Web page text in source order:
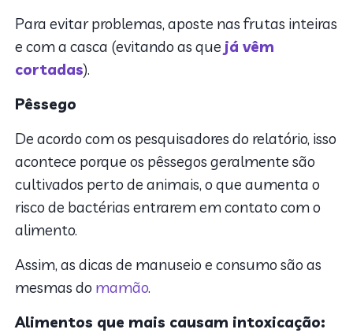
Para evitar problemas, aposte nas frutas inteiras
e com a casca (evitando as que já vêm
cortadas).
Pêssego
De acordo com os pesquisadores do relatório, isso
acontece porque os pêssegos geralmente são
cultivados perto de animais, o que aumenta o
risco de bactérias entrarem em contato com o
alimento.
Assim, as dicas de manuseio e consumo são as
mesmas do mamão.
Alimentos que mais causam intoxicação: